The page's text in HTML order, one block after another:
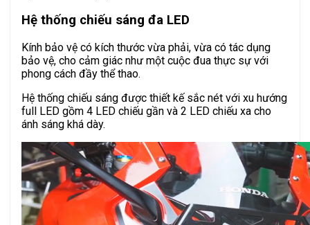
Hệ thống chiếu sáng đa LED
Kính bảo vệ có kích thước vừa phải, vừa có tác dụng
bảo vệ, cho cảm giác như một cuộc đua thực sự với
phong cách đầy thể thao.
Hệ thống chiếu sáng được thiết kế sắc nét với xu hướng
full LED gồm 4 LED chiếu gần và 2 LED chiếu xa cho
ánh sáng khá dày.